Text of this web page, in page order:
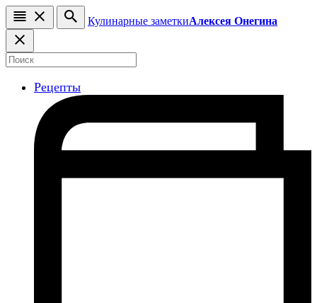
Кулинарные заметкиАлексея Онегина
Рецепты